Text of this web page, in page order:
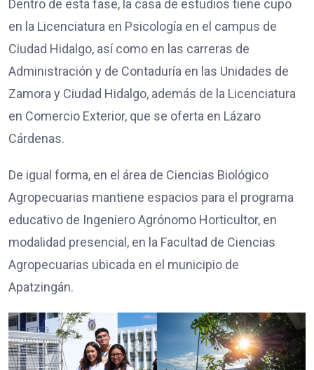
Dentro de esta fase, la casa de estudios tiene cupo
en la Licenciatura en Psicología en el campus de
Ciudad Hidalgo, así como en las carreras de
Administración y de Contaduría en las Unidades de
Zamora y Ciudad Hidalgo, además de la Licenciatura
en Comercio Exterior, que se oferta en Lázaro
Cárdenas.
De igual forma, en el área de Ciencias Biológico
Agropecuarias mantiene espacios para el programa
educativo de Ingeniero Agrónomo Horticultor, en
modalidad presencial, en la Facultad de Ciencias
Agropecuarias ubicada en el municipio de
Apatzingán.